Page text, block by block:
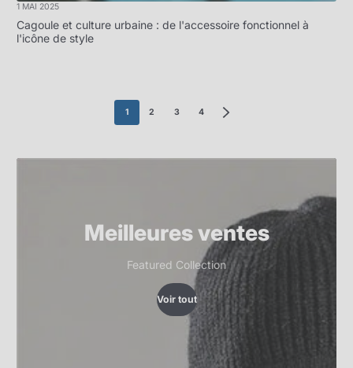
1 MAI 2025
Cagoule et culture urbaine : de l'accessoire fonctionnel à
l'icône de style
1 2 3 4
Meilleures ventes
Featured Collection
Voir tout